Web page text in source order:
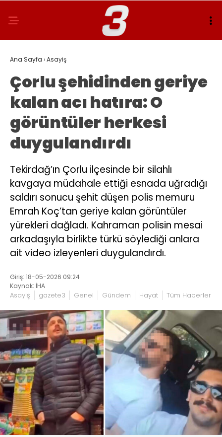
Ana Sayfa ›Asayiş
Çorlu şehidinden geriye
kalan acı hatıra: O
görüntüler herkesi
duygulandırdı
Tekirdağ’ın Çorlu ilçesinde bir silahlı
kavgaya müdahale ettiği esnada uğradığı
saldırı sonucu şehit düşen polis memuru
Emrah Koç’tan geriye kalan görüntüler
yürekleri dağladı. Kahraman polisin mesai
arkadaşıyla birlikte türkü söylediği anlara
ait video izleyenleri duygulandırdı.
Giriş: 18-05-2026 09:24
Kaynak: İHA
Asayiş gazete3 Genel Gündem Hayat Tüm Haberler